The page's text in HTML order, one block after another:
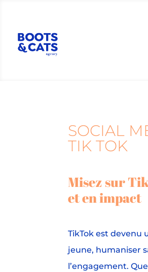
SOCIAL
TIK TOK
Misez sur
et en impact
TikTok est devenu
jeune, humaniser
l’engagement.